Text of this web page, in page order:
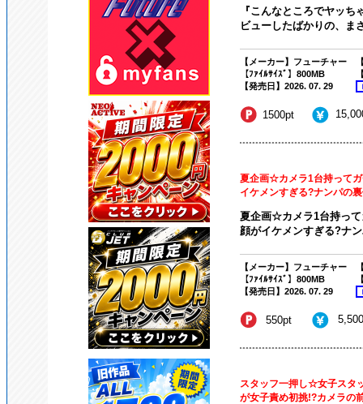
『こんなところでヤッ
ビューしたばかりの、ま
【メーカー】フューチャー
【ﾌｧｲﾙｻｲｽﾞ】800MB
【発売日】2026. 07. 29
1500pt
夏企画☆カメラ1台持って
イケメンすぎる?ナンパの
夏企画☆カメラ1台持っ
顔がイケメンすぎる?ナ
【メーカー】フューチャー
【ﾌｧｲﾙｻｲｽﾞ】800MB
【発売日】2026. 07. 29
550pt
スタッフ一押し☆女子スタ
が女子責め初挑!?カメラの